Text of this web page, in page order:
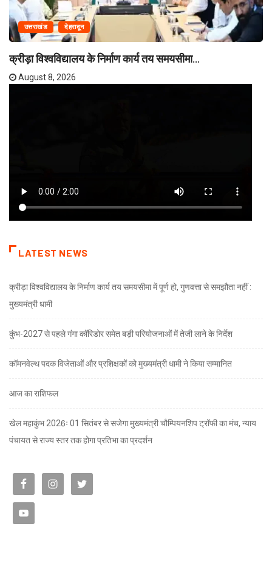
उत्तराखंड देहरादून
क्रीड़ा विश्वविद्यालय के निर्माण कार्य तय समयसीमा...
August 8, 2026
LATEST NEWS
क्रीड़ा विश्वविद्यालय के निर्माण कार्य तय समयसीमा में पूर्ण हो, गुणवत्ता से समझौता नहीं :
मुख्यमंत्री धामी
कुंभ-2027 से पहले गंगा कॉरिडोर समेत बड़ी परियोजनाओं में तेजी लाने के निर्देश
कॉमनवेल्थ पदक विजेताओं और प्रशिक्षकों को मुख्यमंत्री धामी ने किया सम्मानित
आज का राशिफल
खेल महाकुंभ 2026ः 01 सितंबर से सजेगा मुख्यमंत्री चौम्पियनशिप ट्रॉफी का मंच, न्याय
पंचायत से राज्य स्तर तक होगा प्रतिभा का प्रदर्शन